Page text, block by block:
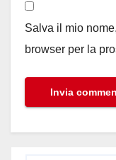
Salva il mio
browser per la